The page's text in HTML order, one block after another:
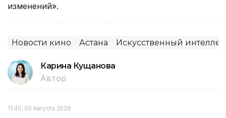
изменений».
Новости кино Астана Искусственный
Карина Кущанова
Автор
11:40, 05 Августа 2026